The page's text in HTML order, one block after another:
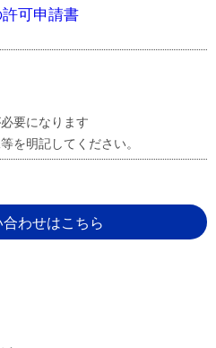
可申請書
要になります
を明記してください。
わせはこちら